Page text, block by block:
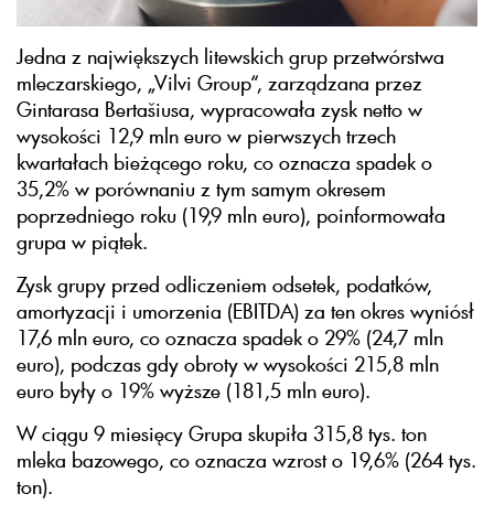
Jedna z największych litewskich grup przetwórstwa
mleczarskiego, „Vilvi Group“, zarządzana przez
Gintarasa Bertašiusa, wypracowała zysk netto w
wysokości 12,9 mln euro w pierwszych trzech
kwartałach bieżącego roku, co oznacza spadek o
35,2% w porównaniu z tym samym okresem
poprzedniego roku (19,9 mln euro), poinformowała
grupa w piątek.
Zysk grupy przed odliczeniem odsetek, podatków,
amortyzacji i umorzenia (EBITDA) za ten okres wyniósł
17,6 mln euro, co oznacza spadek o 29% (24,7 mln
euro), podczas gdy obroty w wysokości 215,8 mln
euro były o 19% wyższe (181,5 mln euro).
W ciągu 9 miesięcy Grupa skupiła 315,8 tys. ton
mleka bazowego, co oznacza wzrost o 19,6% (264 tys.
ton).